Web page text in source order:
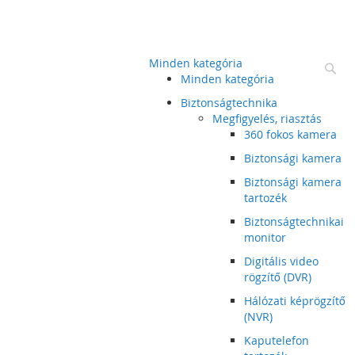
Minden kategória
Minden kategória
Biztonságtechnika
Megfigyelés, riasztás
360 fokos kamera
Biztonsági kamera
Biztonsági kamera
tartozék
Biztonságtechnikai
monitor
Digitális video
rögzítő (DVR)
Hálózati képrögzítő
(NVR)
Kaputelefon